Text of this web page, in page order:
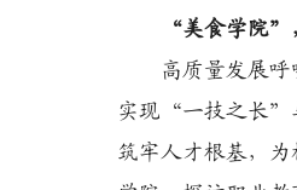
“美食学院”，
高质量发展呼唤
实现“一技之长”
筑牢人才根基，